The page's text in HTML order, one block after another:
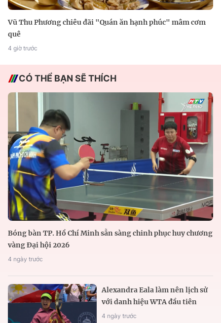
Vũ Thu Phương chiêu đãi "Quán ăn hạnh phúc" mâm cơm
quê
4 giờ trước
CÓ THỂ BẠN SẼ THÍCH
Bóng bàn TP. Hồ Chí Minh sẵn sàng chinh phục huy chương
vàng Đại hội 2026
4 ngày trước
Alexandra Eala làm nên lịch sử
với danh hiệu WTA đầu tiên
4 ngày trước